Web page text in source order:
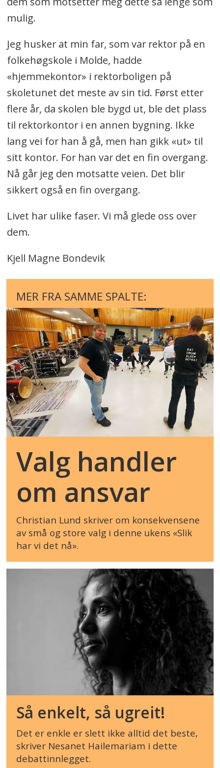
mulig.
Jeg husker at min far, som var rektor på en
folkehøgskole i Molde, hadde
«hjemmekontor» i rektorboligen på
skoletunet det meste av sin tid. Først etter
flere år, da skolen ble bygd ut, ble det plass
til rektorkontor i en annen bygning. Ikke
lang vei for han å gå, men han gikk «ut» til
sitt kontor. For han var det en fin overgang.
Nå går jeg den motsatte veien. Det blir
sikkert også en fin overgang.
Livet har ulike faser. Vi må glede oss over
dem.
Kjell Magne Bondevik
MER FRA SAMME SPALTE:
Valg handler
om ansvar
Christian Lund skriver om konsekvensene
av små og store valg i denne ukens «Slik
har vi det nå».
Så enkelt, så ugreit!
Det er enkle er slett ikke alltid det beste,
skriver Nesanet Hailemariam i dette
debattinnlegget.